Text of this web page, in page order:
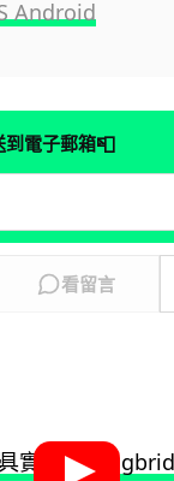
Android
到電子郵箱📮
看留言